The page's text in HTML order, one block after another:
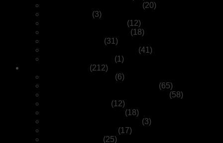
(20)
(3)
(12)
(18)
(31)
(41)
(1)
(212)
(6)
(65)
(58)
(12)
(18)
(3)
(17)
(25)